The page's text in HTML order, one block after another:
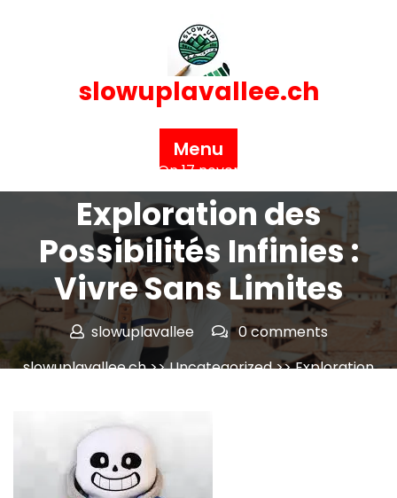
slowuplavallee.ch
Menu
Posted On 17 novembre 2024
Exploration des
Possibilités Infinies :
Vivre Sans Limites
slowuplavallee
0 comments
slowuplavallee.ch>>Uncategorized>> Exploration